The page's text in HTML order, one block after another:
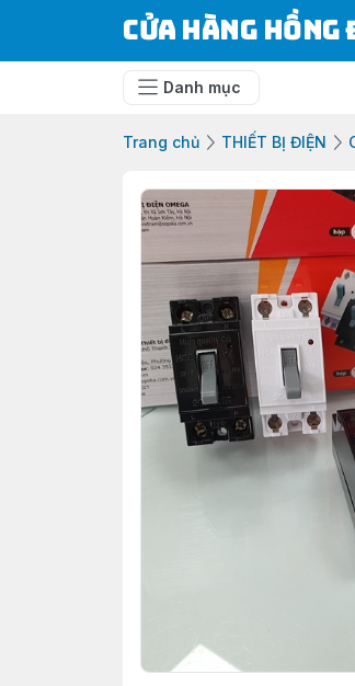
Cửa Hàng Hồng
Danh mục
Trang chủ THIẾT BỊ ĐIỆN